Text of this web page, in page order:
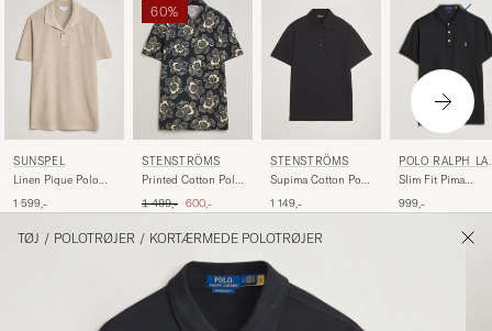
SUNSPEL
Linen Pique Polo
1 599,-
60%
STENSTRÖMS
Printed Cotton Polo
Ordinary pris
1 499,- Nedsat pris
600,-
STENSTRÖMS
Supima Cotton Polo
1 149,-
POLO RALPH
REN
Slim Fit Pima
Black
999,-
TØJ / POLOTRØJER / KORTÆRMEDE POLOTRØJER